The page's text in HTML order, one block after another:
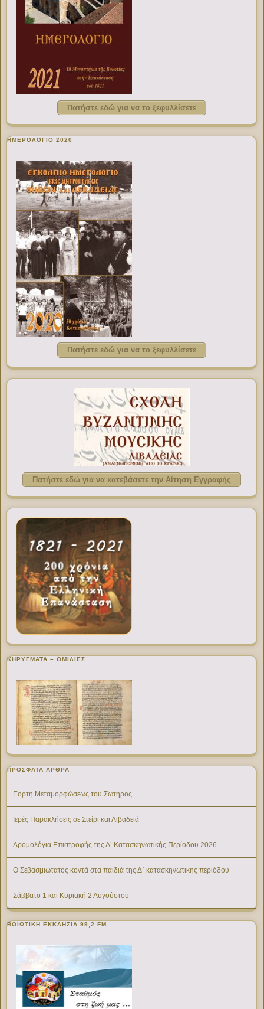
Πατήστε εδώ για να το ξεφυλλίσετε
ΗΜΕΡΟΛΟΓΙΟ 2020
Πατήστε εδώ για να το ξεφυλλίσετε
Πατήστε εδώ για να κατεβάσετε την Αίτηση Εγγραφής
ΚΗΡΥΓΜΑΤΑ – ΟΜΙΛΙΕΣ
ΠΡΌΣΦΑΤΑ ΆΡΘΡΑ
Εορτή Μεταμορφώσεως του Σωτήρος
Ιερές Παρακλήσεις σε Στείρι και Λιβαδειά
Δρομολόγια Επιστροφής της Δ’ Κατασκηνωτικής Περίοδου 2026
Ο Σεβασμιώτατος κοντά στα παιδιά της Δ΄ κατασκηνωτικής περιόδου
Σάββατο 1 και Κυριακή 2 Αυγούστου
ΒΟΙΩΤΙΚΉ ΕΚΚΛΗΣΊΑ 99,2 FM